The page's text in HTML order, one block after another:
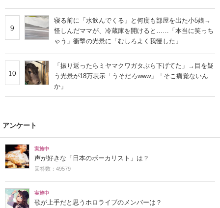
9
寝る前に「水飲んでくる」と何度も部屋を出た小5娘→
怪しんだママが、冷蔵庫を開けると……「本当に笑っち
ゃう」衝撃の光景に「むしろよく我慢した」
10
「振り返ったらミヤマクワガタぶら下げてた」→目を疑
う光景が18万表示「うそだろwww」「そこ痛覚ないん
か」
アンケート
実施中
声が好きな「日本のボーカリスト」は？
回答数：49579
実施中
歌が上手だと思うホロライブのメンバーは？